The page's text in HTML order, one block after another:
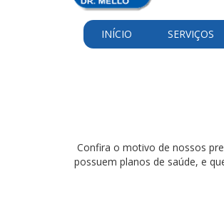
INÍCIO SERVIÇOS
Confira o motivo de nossos
possuem planos de saúde, e